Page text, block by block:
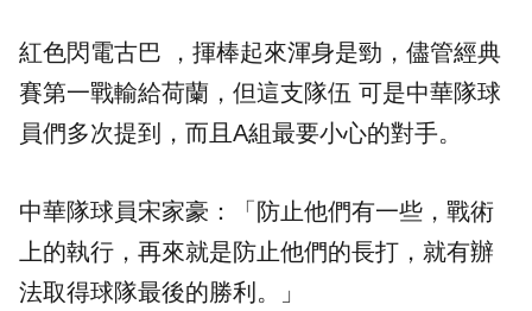
紅色閃電古巴 ，揮棒起來渾身是勁，儘管經典
賽第一戰輸給荷蘭，但這支隊伍 可是中華隊球
員們多次提到，而且A組最要小心的對手。
中華隊球員宋家豪：「防止他們有一些，戰術
上的執行，再來就是防止他們的長打，就有辦
法取得球隊最後的勝利。」